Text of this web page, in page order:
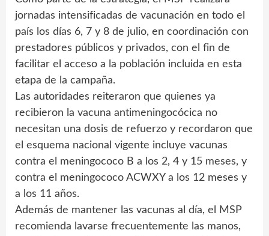
jornadas intensificadas de vacunación en todo el
país los días 6, 7 y 8 de julio, en coordinación con
prestadores públicos y privados, con el fin de
facilitar el acceso a la población incluida en esta
etapa de la campaña.
Las autoridades reiteraron que quienes ya
recibieron la vacuna antimeningocócica no
necesitan una dosis de refuerzo y recordaron que
el esquema nacional vigente incluye vacunas
contra el meningococo B a los 2, 4 y 15 meses, y
contra el meningococo ACWXY a los 12 meses y
a los 11 años.
Además de mantener las vacunas al día, el MSP
recomienda lavarse frecuentemente las manos,